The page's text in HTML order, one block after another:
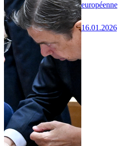
européenne
16.01.2026